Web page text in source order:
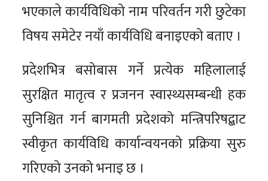
भएकाले कार्यविधिको नाम परिवर्तन गरी छुटेका
विषय समेटेर नयाँ कार्यविधि बनाइएको बताए ।
प्रदेशभित्र बसोबास गर्ने प्रत्येक महिलालाई
सुरक्षित मातृत्व र प्रजनन स्वास्थ्यसम्बन्धी हक
सुनिश्चित गर्न बागमती प्रदेशको मन्त्रिपरिषद्बाट
स्वीकृत कार्यविधि कार्यान्वयनको प्रक्रिया सुरु
गरिएको उनको भनाइ छ ।